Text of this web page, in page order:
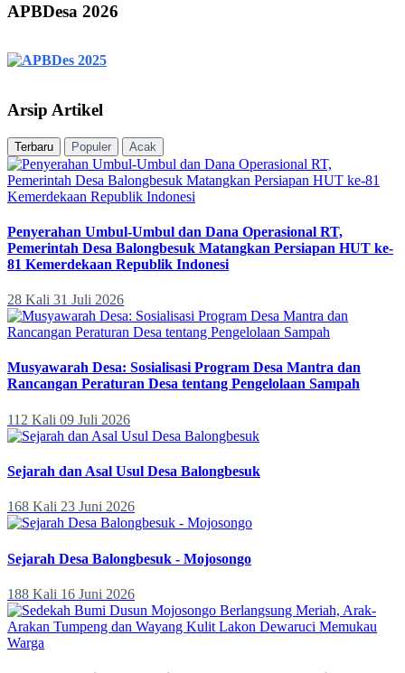
APBDesa 2026
Arsip Artikel
Terbaru Populer Acak
Penyerahan Umbul-Umbul dan Dana Operasional RT,
Pemerintah Desa Balongbesuk Matangkan Persiapan HUT ke-
81 Kemerdekaan Republik Indonesi
28 Kali 31 Juli 2026
Musyawarah Desa: Sosialisasi Program Desa Mantra dan
Rancangan Peraturan Desa tentang Pengelolaan Sampah
112 Kali 09 Juli 2026
Sejarah dan Asal Usul Desa Balongbesuk
168 Kali 23 Juni 2026
Sejarah Desa Balongbesuk - Mojosongo
188 Kali 16 Juni 2026